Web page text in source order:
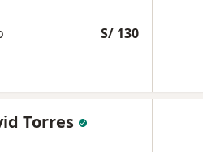
S/ 130
Torres